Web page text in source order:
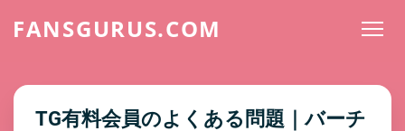
FANSGURUS.COM
TG有料会員のよくある問題｜バーチ